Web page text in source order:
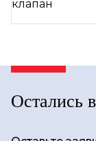
Остались